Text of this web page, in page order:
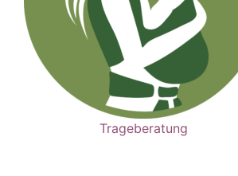
Trageberatung